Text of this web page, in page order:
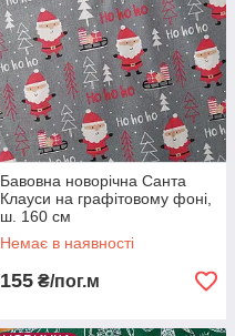
Бавовна новорічна Санта
Клауси на графітовому фоні,
ш. 160 см
Немає в наявності
155 ₴/пог.м